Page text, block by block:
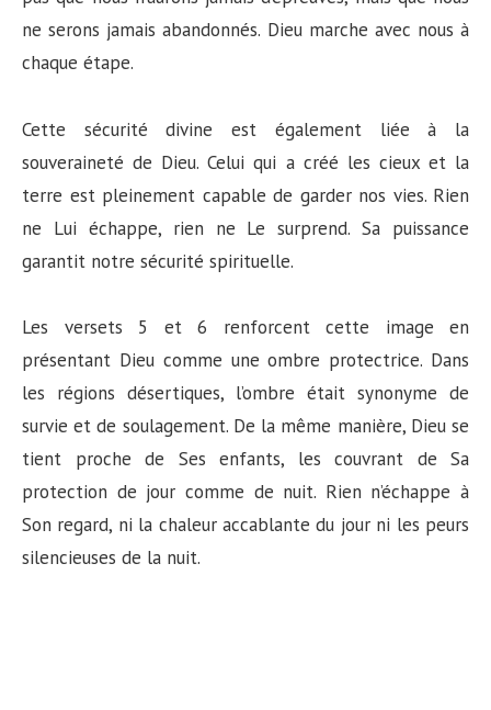
ne serons jamais abandonnés. Dieu marche avec nous à
chaque étape.
Cette sécurité divine est également liée à la
souveraineté de Dieu. Celui qui a créé les cieux et la
terre est pleinement capable de garder nos vies. Rien
ne Lui échappe, rien ne Le surprend. Sa puissance
garantit notre sécurité spirituelle.
Les versets 5 et 6 renforcent cette image en
présentant Dieu comme une ombre protectrice. Dans
les régions désertiques, l’ombre était synonyme de
survie et de soulagement. De la même manière, Dieu se
tient proche de Ses enfants, les couvrant de Sa
protection de jour comme de nuit. Rien n’échappe à
Son regard, ni la chaleur accablante du jour ni les peurs
silencieuses de la nuit.